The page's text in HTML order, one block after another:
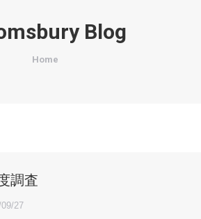
Blog
You are here:
Home
調査
27